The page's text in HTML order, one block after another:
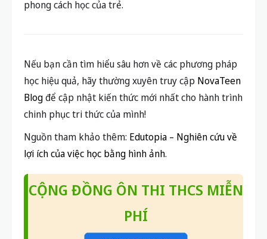
học hiệu quả, hãy thường xuyên truy cập
Nguồn tham khảo thêm:Edutopia – Nghiên cứu về
lợi ích của việc học bằng hình ảnh.
CỘNG ĐỒNG ÔN THI THCS MIỄN
PHÍ
Nếu phụ huynh và học sinh đang tìm kiếm một môi
, lộ trình
hiệu quảđể chuẩn bị tốt cho các kỳ thi